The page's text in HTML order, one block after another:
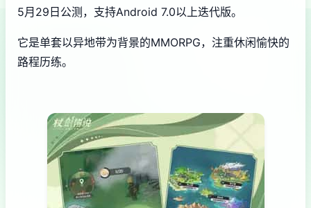
5月29日公测，支持Android 7.0以上迭代版。
它是单套以异地带为背景的MMORPG，注重休闲愉快的
路程历练。